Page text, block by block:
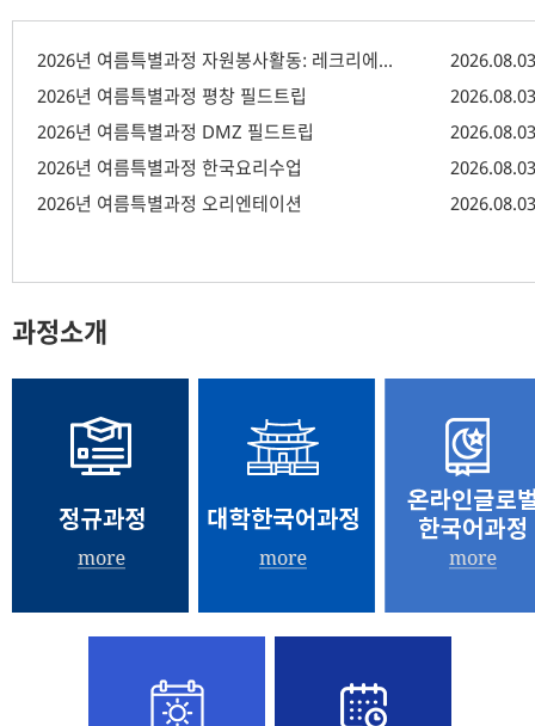
2026년 여름특별과정 자원봉사활동: 레크리에이션
2026.08.03
2026년 여름특별과정 평창 필드트립
2026.08.03
2026년 여름특별과정 DMZ 필드트립
2026.08.03
2026년 여름특별과정 한국요리수업
2026.08.03
2026년 여름특별과정 오리엔테이션
2026.08.03
과정소개